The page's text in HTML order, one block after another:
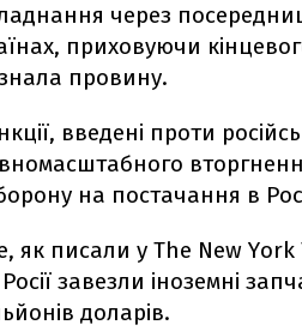
через
приховуючи
провину.
введені проти
на постачання в
як писали у The New
завезли іноземні
доларів.